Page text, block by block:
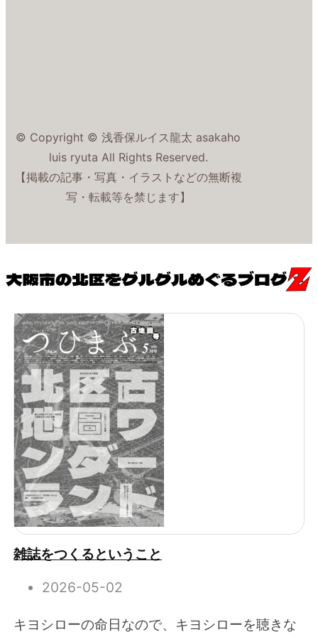
© Copyright © 浅香保ルイス龍太 asakaho
luis ryuta All Rights Reserved.
【掲載の記事・写真・イラストなどの無断複
写・転載等を禁じます】
雑誌をつくるということ
2026-05-02
キヨシローの命日なので、キヨシローを聴きな